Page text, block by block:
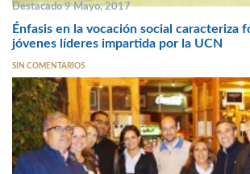
Destacado 9 Mayo, 2017
Énfasis en la vocación social caracteriza
jóvenes líderes impartida por la UCN
SIN COMENTARIOS